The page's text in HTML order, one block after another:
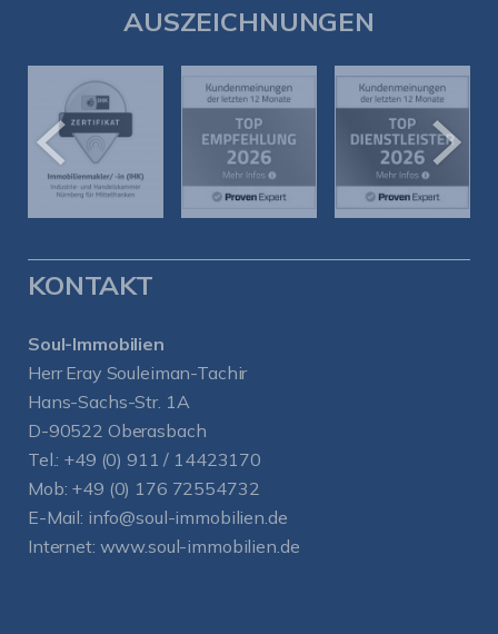
AUSZEICHNUNGEN
KONTAKT
Soul-Immobilien
Herr Eray Souleiman-Tachir
Hans-Sachs-Str. 1A
D-90522 Oberasbach
Tel.: +49 (0) 911 / 14423170
Mob: +49 (0) 176 72554732
E-Mail: info@soul-immobilien.de
Internet: www.soul-immobilien.de